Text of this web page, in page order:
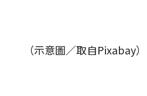
（示意圖／取自Pixabay）